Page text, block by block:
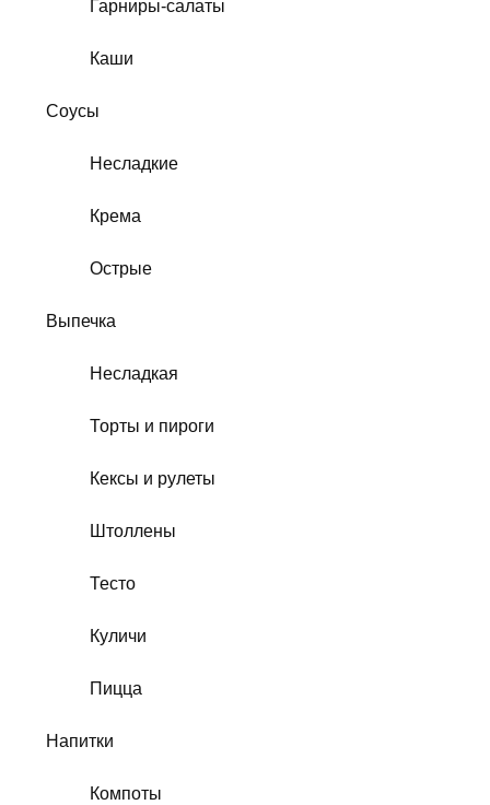
Гарниры-салаты
Каши
Соусы
Несладкие
Крема
Острые
Выпечка
Несладкая
Торты и пироги
Кексы и рулеты
Штоллены
Тесто
Куличи
Пицца
Напитки
Компоты